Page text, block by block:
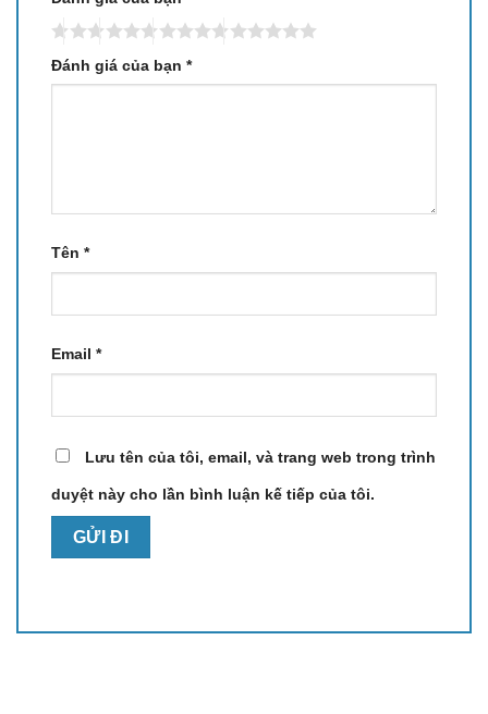
Đánh giá của bạn *
Tên *
Email *
Lưu tên của tôi, email, và trang web trong trình
duyệt này cho lần bình luận kế tiếp của tôi.